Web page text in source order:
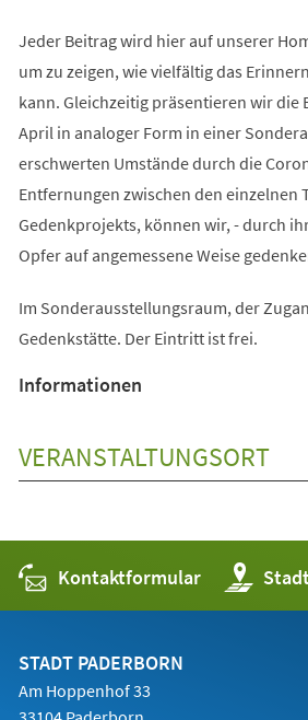
Jeder Beitrag wird hier auf unserer
um zu zeigen, wie vielfältig das
kann. Gleichzeitig präsentieren wir die
April in analoger Form in einer
erschwerten Umstände durch die
Entfernungen zwischen den einzelnen
Gedenkprojekts, können wir, - durch
Opfer auf angemessene Weise
Im Sonderausstellungsraum, der
Gedenkstätte. Der Eintritt ist frei.
Informationen
VERANSTALTUNGSORT
Kontaktformular (Öffnet
in
einem
STADT PADERBORN
Am Hoppenhof 33